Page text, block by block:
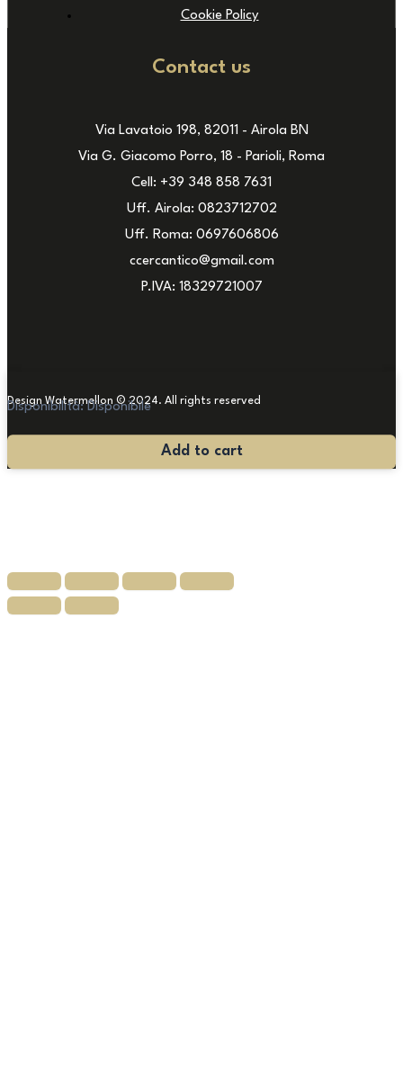
Cookie Policy
Contact us
Via Lavatoio 198, 82011 - Airola BN
Via G. Giacomo Porro, 18 - Parioli, Roma
Cell: +39 348 858 7631
Uff. Airola: 0823712702
Uff. Roma: 0697606806
ccercantico@gmail.com
P.IVA: 18329721007
Design Watermellon © 2024. All rights reserved
Disponibilità: Disponibile
Tavolo
Add to cart